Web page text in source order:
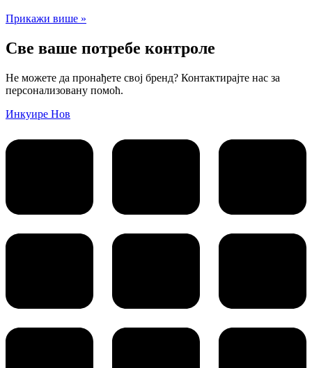
Прикажи више »
Све ваше потребе контроле
Не можете да пронађете свој бренд? Контактирајте нас за
персонализовану помоћ.
Инкуире Нов